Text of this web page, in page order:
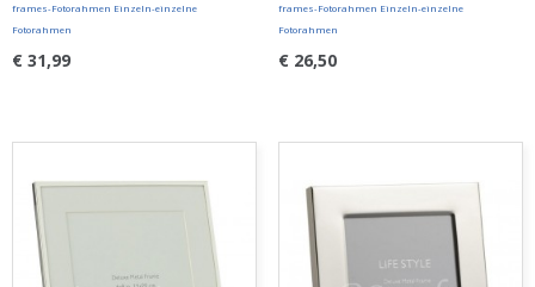
frames-Fotorahmen Einzeln-einzelne
Fotorahmen
€ 31,99
frames-Fotorahmen Einzeln-einzelne
Fotorahmen
€ 26,50